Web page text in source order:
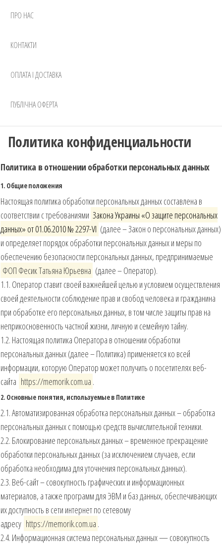
ПРО НАС
КОНТАКТИ
ОПЛАТА І ДОСТАВКА
ПУБЛІЧНА ОФЕРТА
Политика конфиденциальности
Политика в отношении обработки персональных данных
1. Общие положения
Настоящая политика обработки персональных данных составлена в
соответствии с требованиями Закона Украины «О защите персональных
данных» от 01.06.2010 № 2297-VI (далее – Закон о персональных данных)
и определяет порядок обработки персональных данных и меры по
обеспечению безопасности персональных данных, предпринимаемые
ФОП Фесик Татьяна Юрьевна (далее – Оператор).
1.1. Оператор ставит своей важнейшей целью и условием осуществления
своей деятельности соблюдение прав и свобод человека и гражданина
при обработке его персональных данных, в том числе защиты прав на
неприкосновенность частной жизни, личную и семейную тайну.
1.2. Настоящая политика Оператора в отношении обработки
персональных данных (далее – Политика) применяется ко всей
информации, которую Оператор может получить о посетителях веб-
сайта https://memorik.com.ua .
2. Основные понятия, используемые в Политике
2.1. Автоматизированная обработка персональных данных – обработка
персональных данных с помощью средств вычислительной техники.
2.2. Блокирование персональных данных – временное прекращение
обработки персональных данных (за исключением случаев, если
обработка необходима для уточнения персональных данных).
2.3. Веб-сайт – совокупность графических и информационных
материалов, а также программ для ЭВМ и баз данных, обеспечивающих
их доступность в сети интернет по сетевому
адресу https://memorik.com.ua .
2.4. Информационная система персональных данных — совокупность